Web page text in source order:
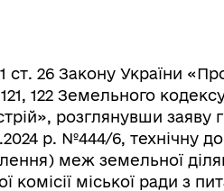
(ради,
Радіаційний
ст. 26 Закону України
121, 122 Земельного
розглянувши заяву
р. №444/6, технічну
меж земельної
комісії міської ради з